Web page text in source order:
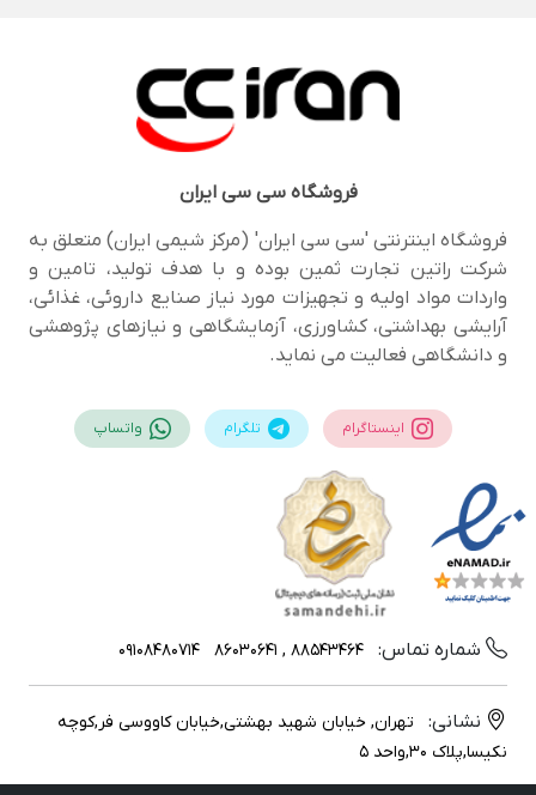
فروشگاهسی سی ایران
فروشگاه اینترنتی 'سی سی ایران' (مرکز شیمی ایران) متعلق به
شرکت راتین تجارت ثمین بوده و با هدف تولید، تامین و
واردات مواد اولیه و تجهیزات مورد نیاز صنایع داروئی، غذائی،
آرایشی بهداشتی، کشاورزی، آزمایشگاهی و نیازهای پژوهشی
و دانشگاهی فعالیت می نماید.
اینستاگرام تلگرام واتساپ
شماره تماس: 88543464 , 86030641
09108480714
نشانی:
تهران, خیابان شهید بهشتی,خیابان کاووسی فر,کوچه
نکیسا,پلاک 30,واحد 5